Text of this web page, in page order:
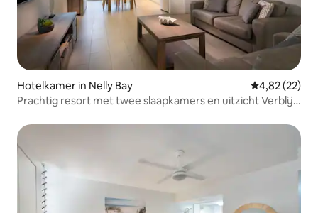
Hotelkamer in Nelly Bay Gemiddelde
4,82 (22)
Prachtig resort met twee slaapkamers en uitzicht Verblijf